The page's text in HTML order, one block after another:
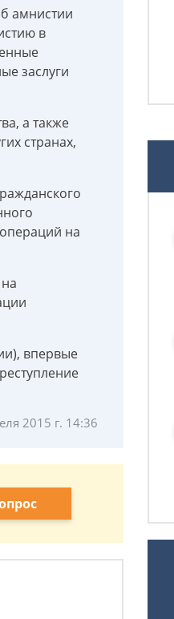
амнистии
в
заслуги
а также
странах,
на
впервые
2015 г. 14:36